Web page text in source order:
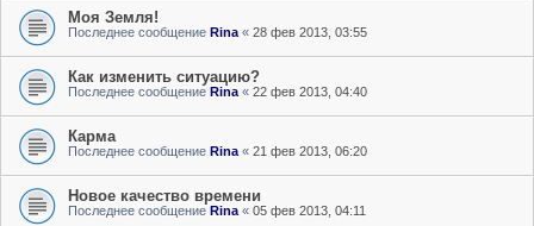
Моя Земля!
Последнее сообщение Rina « 28 фев 2013, 03:55
Как изменить ситуацию?
Последнее сообщение Rina « 22 фев 2013, 04:40
Карма
Последнее сообщение Rina « 21 фев 2013, 06:20
Новое качество времени
Последнее сообщение Rina « 05 фев 2013, 04:11